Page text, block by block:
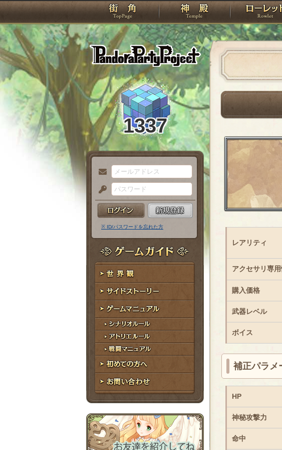
PandoraPartyProject
TOP 神殿
1337
メ
ー
ル
ア
ド
レ
ス
パ
ス
ー
ド
※ ID/パスワードを忘れた方
ゲームガイド
世界観
サイドストーリー
ゲームマニュアル
シナリオルール
アトリエルール
戦闘マニュアル
初めての方へ
お問い合わせ
レアリティ
アクセサリ専
購入価格
武器レベル
ボイス
補正パラメ
HP
神秘攻撃力
命中